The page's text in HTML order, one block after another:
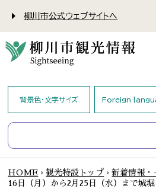
柳川市公式ウェブサイトへ
背景色・文字サイズ Foreign
HOME › 観光特設トップ › 新着情報・
16日（月）から2月25日（水）まで城